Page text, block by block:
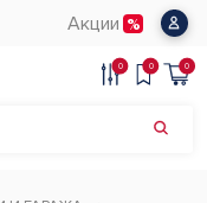
Акции
0 0 0